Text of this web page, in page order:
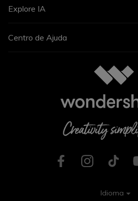
Explore IA
Centro de Ajuda
Idioma